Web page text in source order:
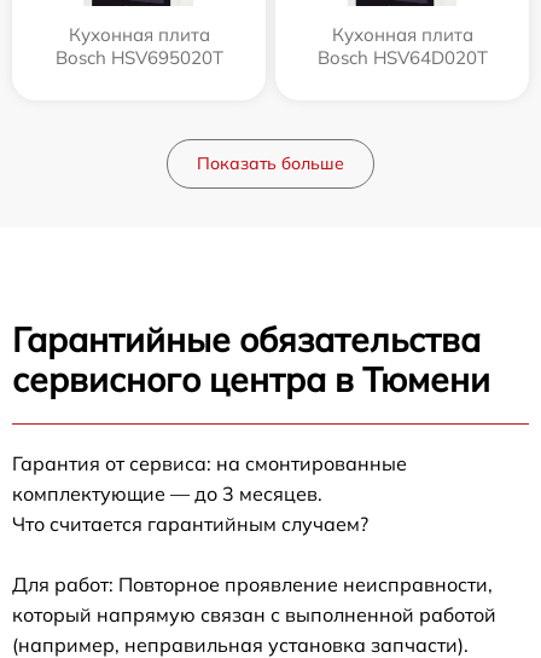
Кухонная плита
Bosch HSV695020T
Кухонная плита
Bosch HSV64D020T
Показать больше
Гарантийные обязательства
сервисного центра в Тюмени
Гарантия от сервиса: на смонтированные
комплектующие — до 3 месяцев.
Что считается гарантийным случаем?
Для работ: Повторное проявление неисправности,
который напрямую связан с выполненной работой
(например, неправильная установка запчасти).